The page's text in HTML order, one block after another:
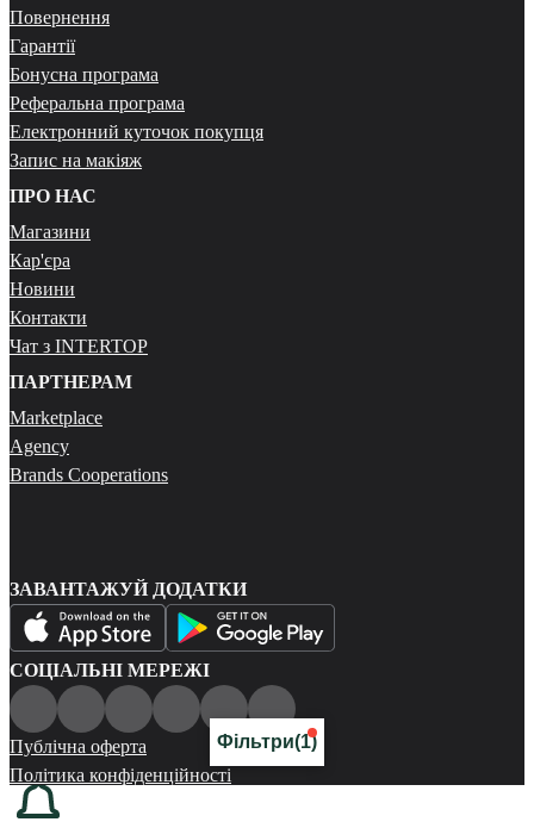
Фільтри(1)
Повернення
Гарантії
Бонусна програма
Реферальна програма
Електронний куточок покупця
Запис на макіяж
ПРО НАС
Магазини
Кар'єра
Новини
Контакти
Чат з INTERTOP
ПАРТНЕРАМ
Marketplace
Agency
Brands Cooperations
ЗАВАНТАЖУЙ ДОДАТКИ
СОЦІАЛЬНІ МЕРЕЖІ
Публічна оферта
Політика конфіденційності
Карта сайту